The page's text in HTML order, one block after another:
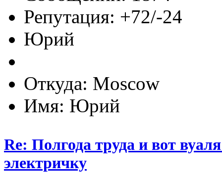
Репутация: +72/-24
Юрий
Откуда: Moscow
Имя: Юрий
Re: Полгода труда и вот
электричку